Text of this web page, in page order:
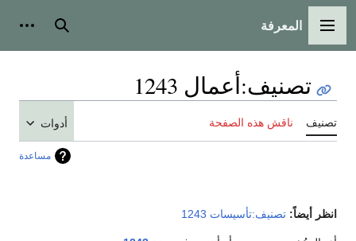
القائمة الرئيسية
المعرفة بحث
تصنيف:أعمال 1243
تصنيف ناقش هذه الصفحة أدوات
مساعدة
انظر أيضاً: تصنيف:تأسيسات 1243